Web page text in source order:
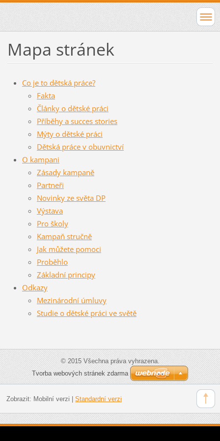
Mapa stránek
Co je to dětská práce?
Fakta
Články o dětské práci
Příběhy a succes stories
Mýty o dětské práci
Dětská práce v obuvnictví
O kampani
Zásady kampaně
Partneři
Novinky ze světa DP
Výstava
Pro školy
Kampaň stručně
Jak můžete pomoci
Proběhlo
Základní principy
Odkazy
Mezinárodní úmluvy
Studie o dětské práci ve světě
© 2015 Všechna práva vyhrazena.
Tvorba webových stránek zdarma
Zobrazit: Mobilní verzi Standardní verzi